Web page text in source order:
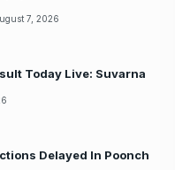
7, 2026
Today Live: Suvarna
Delayed In Poonch